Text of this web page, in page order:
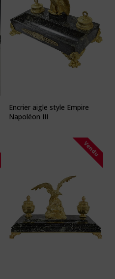
Encrier aigle style Empire
Napoléon III
Vendu